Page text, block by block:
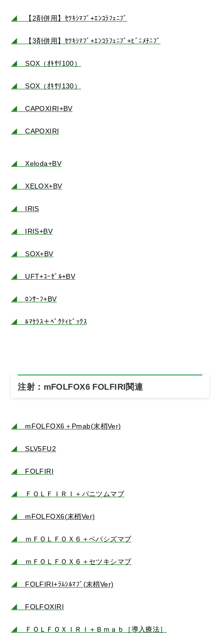
◢ 【2剤併用】ｾﾂｷｼﾏﾌﾞ+ｴﾝｺﾗﾌｪﾆﾌﾞ
◢ 【3剤併用】ｾﾂｷｼﾏﾌﾞ+ｴﾝｺﾗﾌｪﾆﾌﾞ+ﾋﾞﾆﾒﾁﾆﾌﾞ
◢SOX（ｵｷｻﾘ100）
◢SOX（ｵｷｻﾘ130）
◢CAPOXIRI+BV
◢CAPOXIRI
◢Xeloda+BV
◢XELOX+BV
◢ IRIS
◢ IRIS+BV
◢SOX+BV
◢ UFT+ﾕｰｾﾞﾙ+BV
◢ ﾛﾝｻｰﾌ+BV
◢ﾙﾏｹﾗｽ＋ﾍﾞｸﾃｨﾋﾞｯｸｽ
注射：mFOLFOX6 FOLFIRI関連
◢ mFOLFOX6＋Pmab(末梢Ver)
◢SLV5FU2
◢ FOLFIRI
◢ ＦＯＬＦＩＲＩ＋パニツムマブ
◢ mFOLFOX6(末梢Ver)
◢ ｍＦＯＬＦＯＸ６＋ベバシズマブ
◢ ｍＦＯＬＦＯＸ６＋セツキシマブ
◢ FOLFIRI+ﾗﾑｼﾙﾏﾌﾞ(末梢Ver)
◢ FOLFOXIRI
◢ ＦＯＬＦＯＸＩＲＩ＋Ｂｍａｂ［導入療法］